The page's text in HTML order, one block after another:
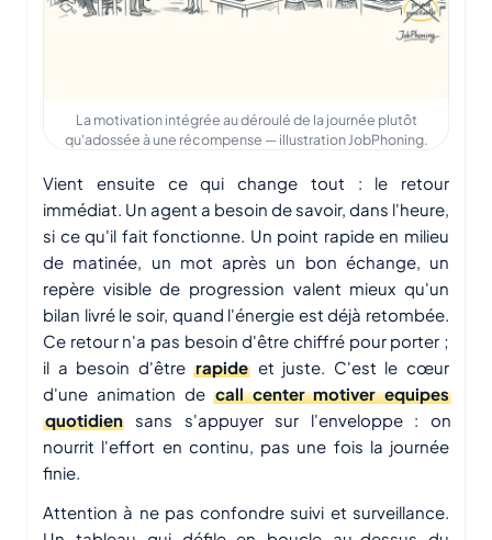
La motivation intégrée au déroulé de la journée plutôt
qu'adossée à une récompense — illustration JobPhoning.
Vient ensuite ce qui change tout : le retour
immédiat. Un agent a besoin de savoir, dans l'heure,
si ce qu'il fait fonctionne. Un point rapide en milieu
de matinée, un mot après un bon échange, un
repère visible de progression valent mieux qu'un
bilan livré le soir, quand l'énergie est déjà retombée.
Ce retour n'a pas besoin d'être chiffré pour porter ;
il a besoin d'êtrerapideet juste. C'est le cœur
d'une animation decall center motiver equipes
quotidien sans s'appuyer sur l'enveloppe : on
nourrit l'effort en continu, pas une fois la journée
finie.
Attention à ne pas confondre suivi et surveillance.